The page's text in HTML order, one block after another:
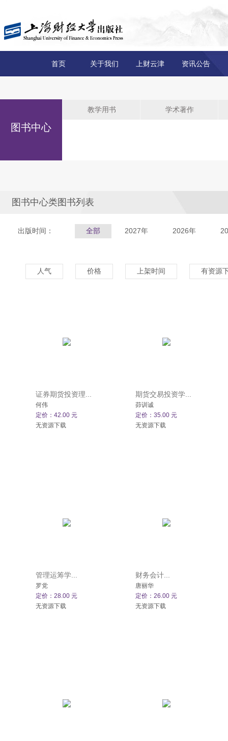
首页 关于我们 上财云津 资讯公告
图书中心
教学用书 学术著作
图书中心类图书列表
出版时间： 全部 2027年 2026年
人气 价格 上架时间 有资源
证券期货投资理...
何伟
定价：42.00 元
无资源下载
期货交易投资学...
茆训诚
定价：35.00 元
无资源下载
管理运筹学...
罗党
定价：28.00 元
无资源下载
财务会计...
唐丽华
定价：26.00 元
无资源下载